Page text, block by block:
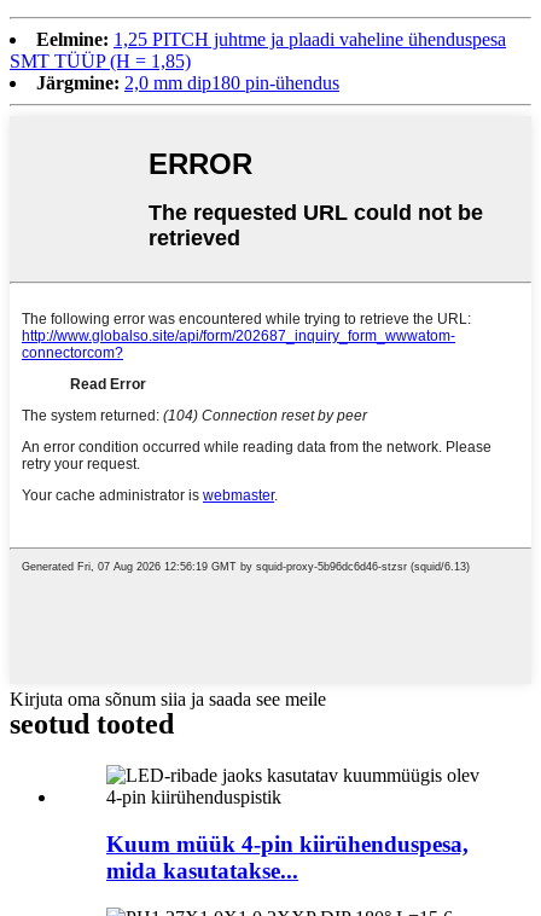
Eelmine: 1,25 PITCH juhtme ja plaadi vaheline ühenduspesa
SMT TÜÜP (H = 1,85)
Järgmine: 2,0 mm dip180 pin-ühendus
Kirjuta oma sõnum siia ja saada see meile
seotud tooted
Kuum müük 4-pin kiirühenduspesa,
mida kasutatakse...